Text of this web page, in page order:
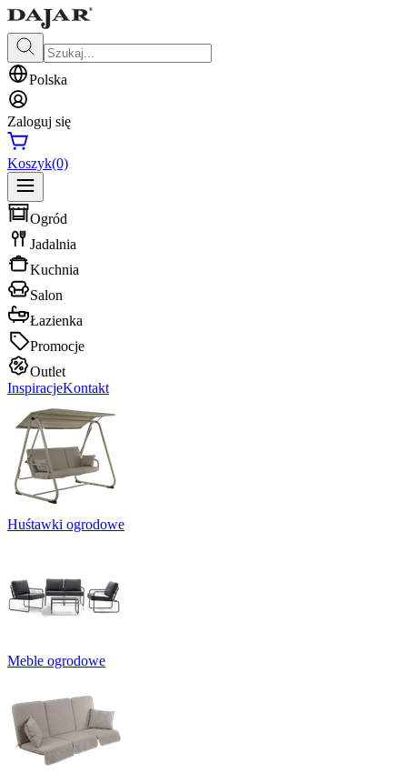
Polska
Zaloguj się
Koszyk(0)
Ogród
Jadalnia
Kuchnia
Salon
Łazienka
Promocje
Outlet
InspiracjeKontakt
Huśtawki ogrodowe
Meble ogrodowe